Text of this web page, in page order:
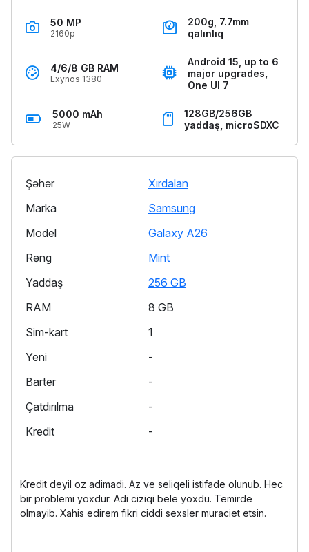
50 MP
2160p
200g, 7.7mm
qalınlıq
4/6/8 GB RAM
Exynos 1380
Android 15, up to 6
major upgrades,
One UI 7
5000 mAh
25W
128GB/256GB
yaddaş, microSDXC
Şəhər
Xırdalan
Marka
Samsung
Model
Galaxy A26
Rəng
Mint
Yaddaş
256 GB
RAM
8 GB
Sim-kart
1
Yeni
-
Barter
-
Çatdırılma
-
Kredit
-
Kredit deyil oz adimadi. Az ve seliqeli istifade olunub. Hec
bir problemi yoxdur. Adi ciziqi bele yoxdu. Temirde
olmayib. Xahis edirem fikri ciddi sexsler muraciet etsin.